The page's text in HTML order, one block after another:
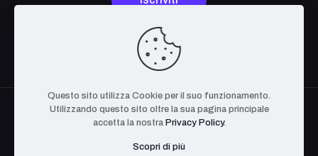
The OpenCyber Foundation. Tutti i Diritti Riservati. P.IVA
Questo sito utilizza Cookie per il suo funzionamento.
Utilizzando questo sito oltre la sua pagina principale
accetta la nostra Privacy Policy.
Scopri di più